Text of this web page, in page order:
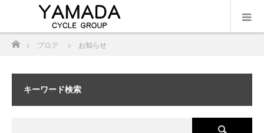
ブログ お知らせ
キーワード検索